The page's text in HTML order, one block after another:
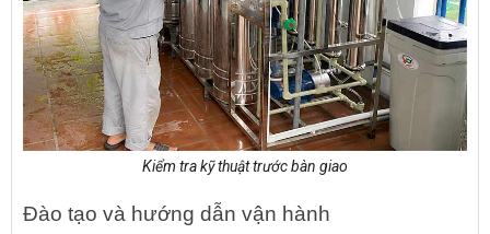
Kiểm tra kỹ thuật trước bàn giao
Đào tạo và hướng dẫn vận hành